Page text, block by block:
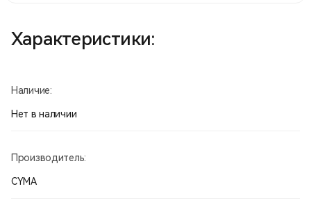
Характеристики:
Наличие:
Нет в наличии
Производитель:
CYMA